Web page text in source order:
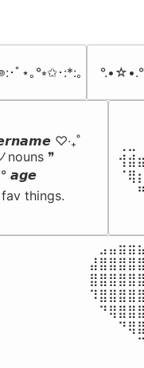
･ﾟ⋆｡°⭒✩･:*:｡ °.•☆•.°
♡‧₊˚
nouns ❞
𝙖𝙜𝙚
things.